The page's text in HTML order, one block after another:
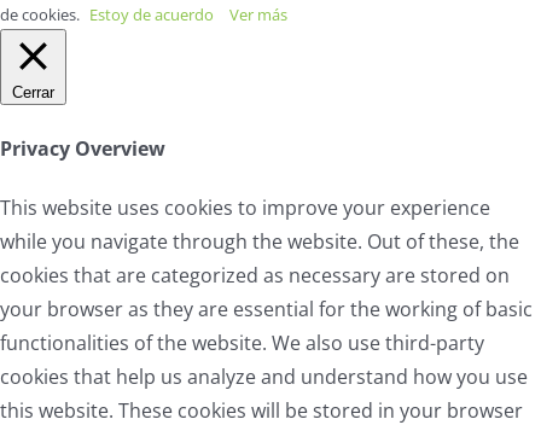
de cookies. Estoy de acuerdo Ver más
Cerrar
Privacy Overview
This website uses cookies to improve your experience
while you navigate through the website. Out of these, the
cookies that are categorized as necessary are stored on
your browser as they are essential for the working of basic
functionalities of the website. We also use third-party
cookies that help us analyze and understand how you use
this website. These cookies will be stored in your browser